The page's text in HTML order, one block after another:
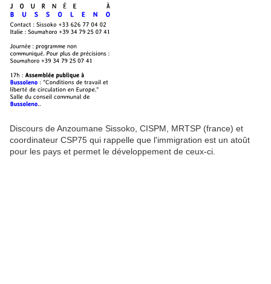
Discours de Anzoumane Sissoko, CISPM, MRTSP (france) et
coordinateur CSP75 qui rappelle que l'immigration est un atoût
pour les pays et permet le développement de ceux-ci.